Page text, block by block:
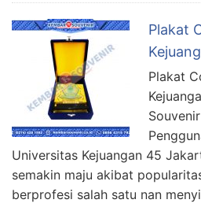
Plakat
Plakat
Universitas Kejuangan 45
semakin maju akibat
berprofesi salah satu nan